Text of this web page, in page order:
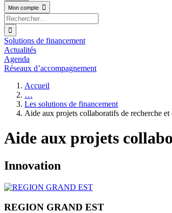
Mon compte


Solutions de financement
Actualités
Agenda
Réseaux d’accompagnement
Accueil
…
Les solutions de financement
Aide aux projets collaboratifs de recherche
Aide aux projets
Innovation
REGION GRAND EST